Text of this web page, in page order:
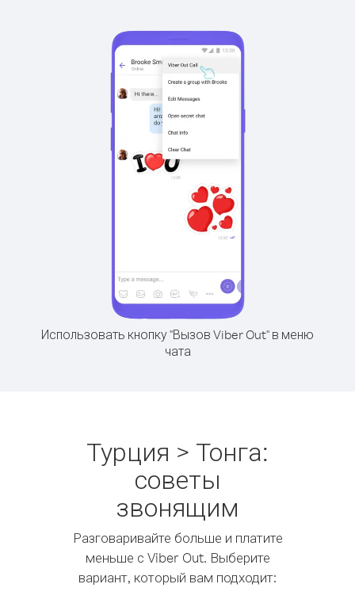
Использовать кнопку "Вызов Viber Out" в меню
чата
Турция > Тонга:
советы
звонящим
Разговаривайте больше и платите
меньше с Viber Out. Выберите
вариант, который вам подходит: